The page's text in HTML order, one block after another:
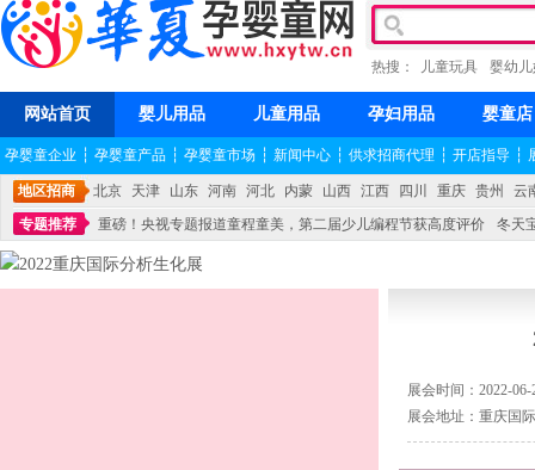
热搜： 儿童玩具 婴幼
网站首页 婴儿用品 儿童用品 孕妇用品 婴童店
孕婴童企业 ┆ 孕婴童产品 ┆ 孕婴童市场 ┆ 新闻中心 ┆ 供求招商代理 ┆ 开店指导 ┆
地区招商 北京 天津 山东 河南 河北 内蒙 山西 江西 四川 重庆 贵州
云
专题推荐
重磅！央视专题报道童程童美，第二届少儿编程节获高度评价
冬天
不能再单纯地销售产品,而要向增强服务转型,毕竟母婴产品比较特殊。”
展会时间：2022-06-
展会地址：重庆国